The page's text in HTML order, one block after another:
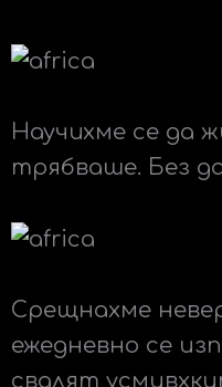
Научихме се да
трябваше. Без
Срещнахме
ежедневно се
свалят